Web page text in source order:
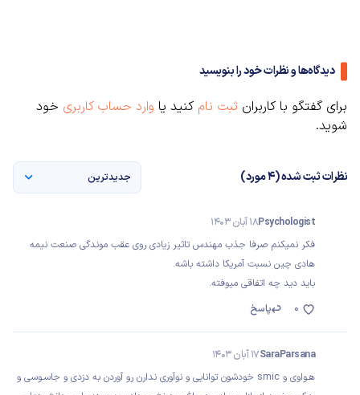
دیدگاه‌ها و نظرات خود را بنویسید
برای گفتگو با کاربران ثبت نام کنید یا وارد حساب کاربری خود
شوید.
نظرات ثبت شده (4 مورد) جدیدترین
Psychologist18 آبان 1403
فکر نمیکنم صرفا جذب مهندس تاثیر زیادی روی عقب موندگی صنعت نیمه
هادی چین نسبت آمریکا داشته باشه.
باید دید چه اتفاقی میوفته.
پاسخ
0
SaraParsana17 آبان 1403
هـواوی و smic خودشون توانایی و نوآوری ندارن رو آوردن به دزدی و جاسـوسی و